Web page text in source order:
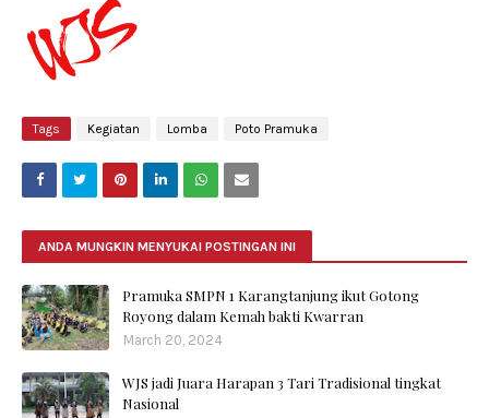
Tags Kegiatan Lomba Poto Pramuka
ANDA MUNGKIN MENYUKAI POSTINGAN INI
Pramuka SMPN 1 Karangtanjung ikut Gotong
Royong dalam Kemah bakti Kwarran
March 20, 2024
WJS jadi Juara Harapan 3 Tari Tradisional tingkat
Nasional